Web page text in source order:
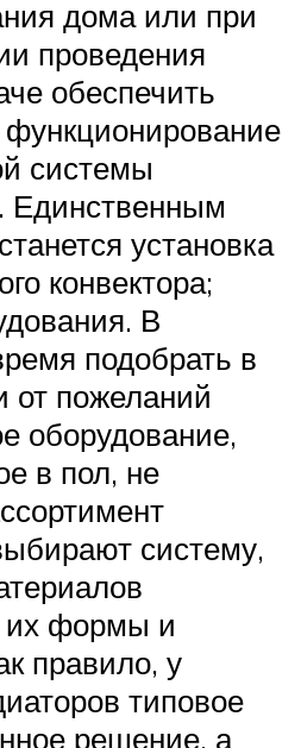
дома или при
проведения
обеспечить
системы
Единственным
установка
конвектора;
В
подобрать в
от пожеланий
оборудование,
в пол, не
систему,
их формы и
правило, у
типовое
решение, а